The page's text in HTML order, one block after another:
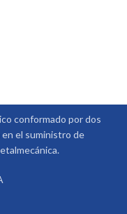
conformado por dos
en el suministro de